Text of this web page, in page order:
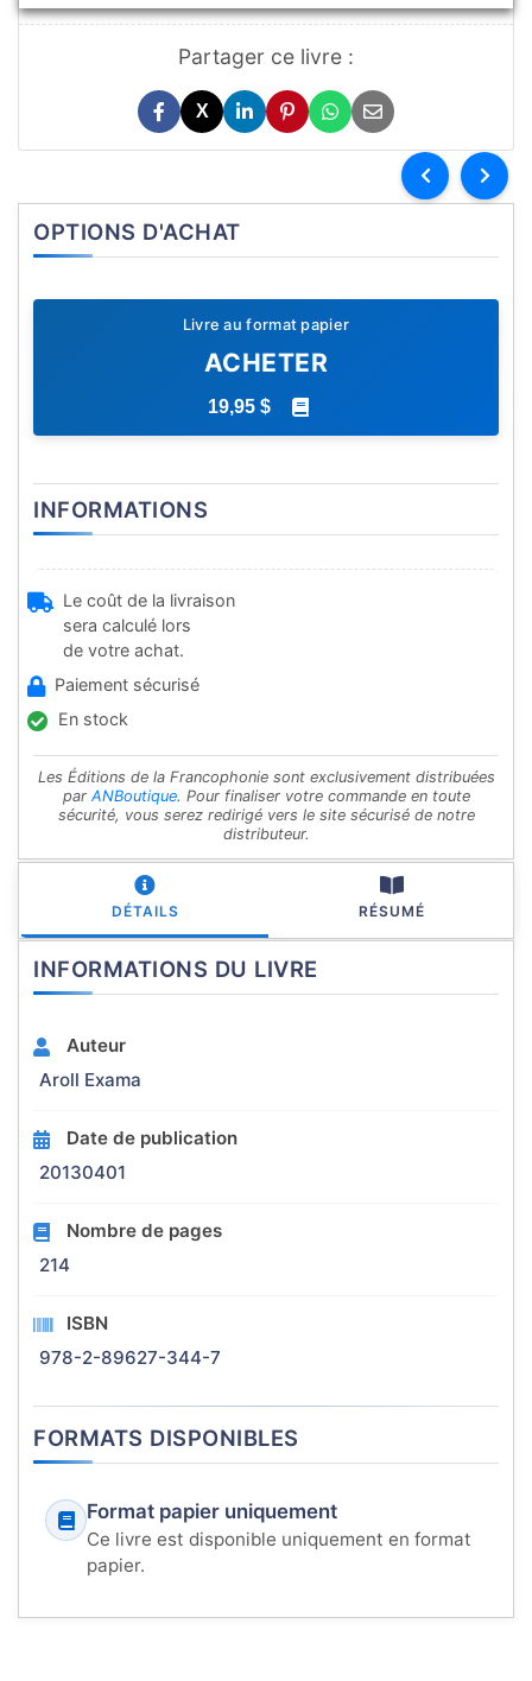
Partager ce livre :
X
OPTIONS D'ACHAT
Livre au format papier
ACHETER
19,95 $
INFORMATIONS
Le coût de la livraison
sera calculé lors
de votre achat.
Paiement sécurisé
En stock
Les Éditions de la Francophonie sont exclusivement distribuées
par ANBoutique. Pour finaliser votre commande en toute
sécurité, vous serez redirigé vers le site sécurisé de notre
distributeur.
DÉTAILS RÉSUMÉ
INFORMATIONS DU LIVRE
Auteur
Aroll Exama
Date de publication
20130401
Nombre de pages
214
ISBN
978-2-89627-344-7
FORMATS DISPONIBLES
Format papier uniquement
Ce livre est disponible uniquement en format
papier.